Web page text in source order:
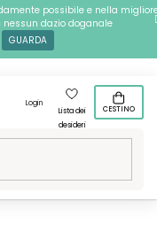
possibile e nella
nessun dazio doganale
GUARDA
Login
Lista dei
desideri
CESTINO